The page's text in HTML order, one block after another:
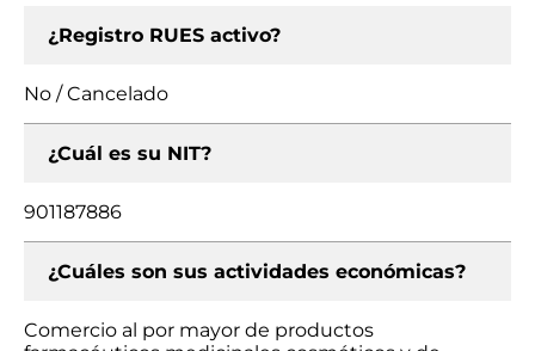
¿Registro RUES activo?
No / Cancelado
¿Cuál es su NIT?
901187886
¿Cuáles son sus actividades económicas?
Comercio al por mayor de productos